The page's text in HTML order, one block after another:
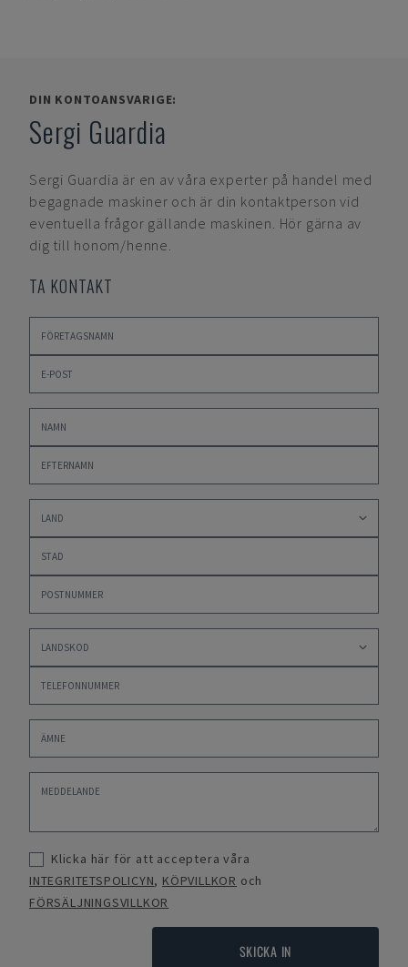
DIN KONTOANSVARIGE:
Sergi Guardia
Sergi Guardia är en av våra experter på handel med
begagnade maskiner och är din kontaktperson vid
eventuella frågor gällande maskinen. Hör gärna av
dig till honom/henne.
TA KONTAKT
Klicka här för att acceptera våra
INTEGRITETSPOLICYN, KÖPVILLKOR och
FÖRSÄLJNINGSVILLKOR
SKICKA IN